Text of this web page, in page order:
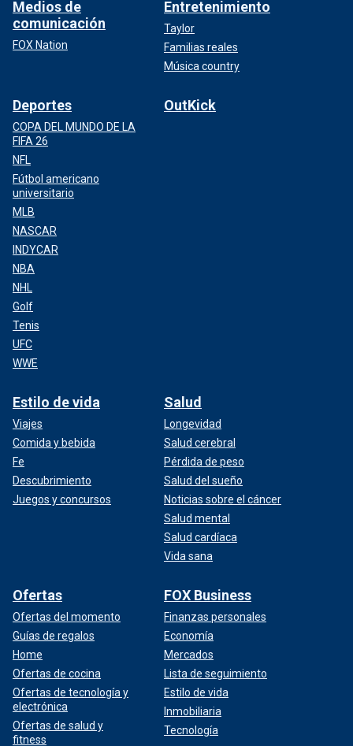
Medios de
comunicación
FOX Nation
Entretenimiento
Taylor
Familias reales
Música country
Deportes
COPA DEL MUNDO DE LA
FIFA 26
NFL
Fútbol americano
universitario
MLB
NASCAR
INDYCAR
NBA
NHL
Golf
Tenis
UFC
WWE
OutKick
Estilo de vida
Viajes
Comida y bebida
Fe
Descubrimiento
Juegos y concursos
Salud
Longevidad
Salud cerebral
Pérdida de peso
Salud del sueño
Noticias sobre el cáncer
Salud mental
Salud cardíaca
Vida sana
Ofertas
Ofertas del momento
Guías de regalos
Home
Ofertas de cocina
Ofertas de tecnología y
electrónica
Ofertas de salud y
fitness
FOX Business
Finanzas personales
Economía
Mercados
Lista de seguimiento
Estilo de vida
Inmobiliaria
Tecnología